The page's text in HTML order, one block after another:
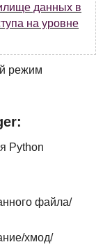
данных в
на уровне
режим
Python
файла/
хмод/